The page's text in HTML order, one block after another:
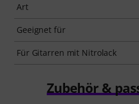
Art
Geeignet für
Für Gitarren mit Nitrolack
Zubehör &